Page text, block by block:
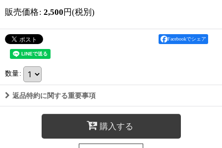
販売価格: 2,500 円(税別)
Facebookでシェア
数量:
返品特約に関する重要事項
購入する